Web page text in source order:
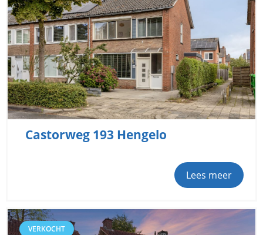
Castorweg 193 Hengelo
Lees meer
VERKOCHT